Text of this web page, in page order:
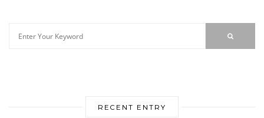
RECENT ENTRY